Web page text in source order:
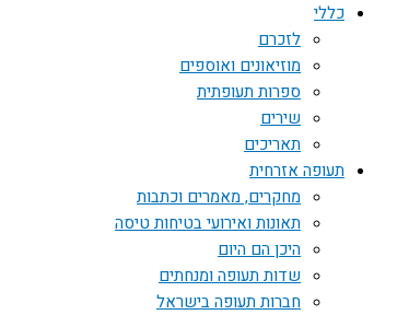
כללי
לזכרם
מוזיאונים ואוספים
ספרות תעופתית
שירים
תאריכים
תעופה אזרחית
מחקרים, מאמרים וכתבות
תאונות ואירועי בטיחות טיסה
היכן הם היום
שדות תעופה ומנחתים
חברות תעופה בישראל